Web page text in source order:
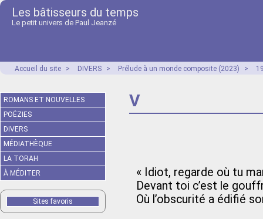
Les bâtisseurs du temps
Le petit univers de Paul Jeanzé
Accueil du site > DIVERS > Prélude à un monde composite (2023) >
V
« Idiot, regarde où tu
Devant toi c’est le
Où l’obscurité a édifié
ROMANS ET NOUVELLES
POÉZIES
DIVERS
MÉDIATHÈQUE
LA TORAH
À MÉDITER
Sites favoris